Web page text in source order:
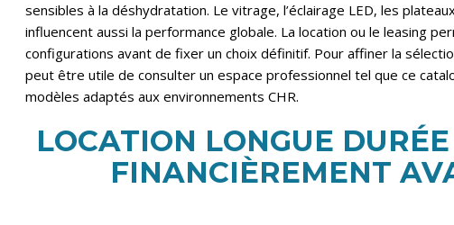
sensibles à la déshydratation. Le vitrage, l’éclairage LED, les
influencent aussi la performance globale. La location ou le leasing
configurations avant de fixer un choix définitif. Pour affiner la
peut être utile de consulter un espace professionnel tel que ce
modèles adaptés aux environnements CHR.
LOCATION LONGUE
FINANCIÈREMENT